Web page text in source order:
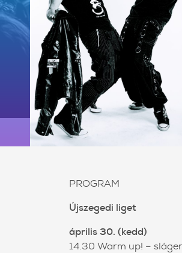
PROGRAM
Újszegedi liget
április 30. (kedd)
14.30 Warm up! –